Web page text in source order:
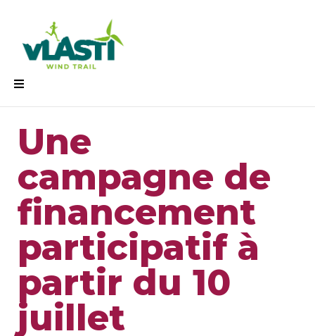
Une
campagne de
financement
participatif à
partir du 10
juillet